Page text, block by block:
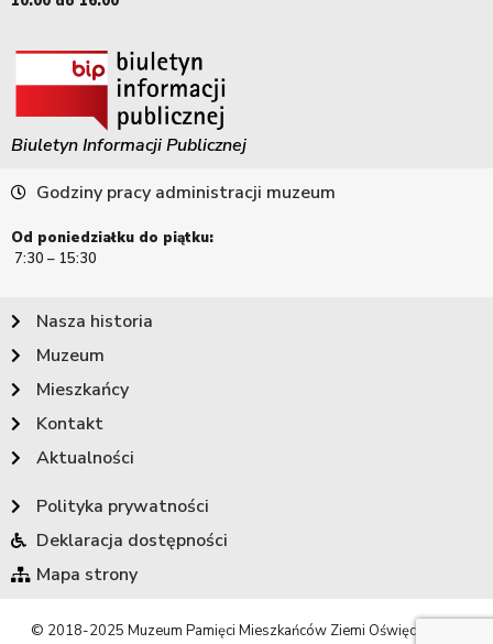
Biuletyn Informacji Publicznej
Godziny pracy administracji muzeum
Od poniedziałku do piątku:
7:30 – 15:30
Nasza historia
Muzeum
Mieszkańcy
Kontakt
Aktualności
Polityka prywatności
Deklaracja dostępności
Mapa strony
© 2018-2025 Muzeum Pamięci Mieszkańców Ziemi Oświęcimskiej.